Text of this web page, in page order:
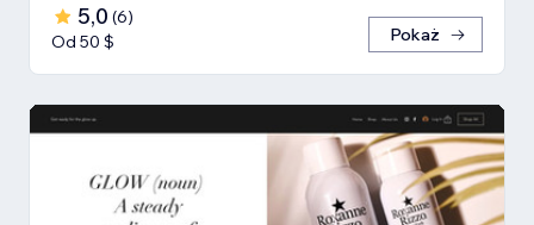
5,0 (6)
Od 50 $
Pokaż